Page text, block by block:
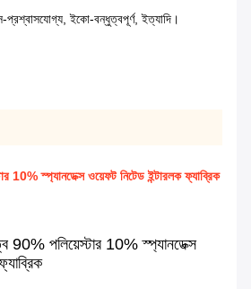
প্রশ্বাসযোগ্য, ইকো-বন্ধুত্বপূর্ণ, ইত্যাদি।
10% স্প্যানডেক্স ওয়েফট নিটেড ইন্টারলক ফ্যাব্রিক
90% পলিয়েস্টার 10% স্প্যানডেক্স